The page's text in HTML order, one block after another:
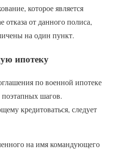
которое является
от данного полиса,
на один пункт.
ипотеку
по военной ипотеке
поэтапных шагов.
кредитоваться, следует
на имя командующего